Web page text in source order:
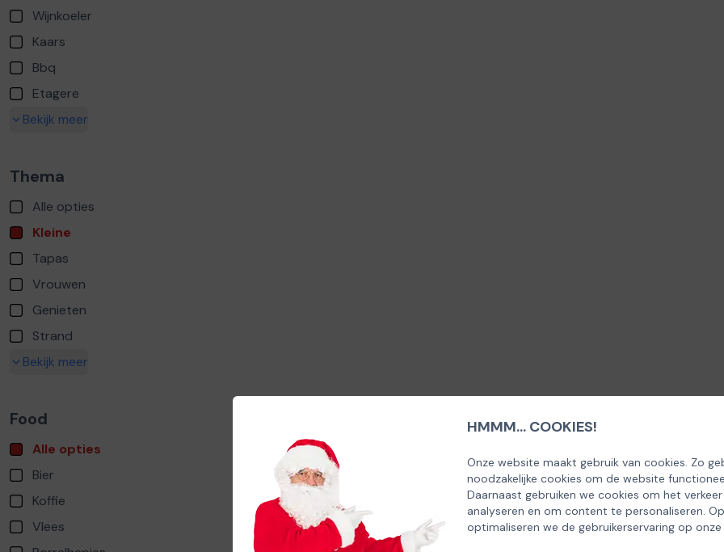
HMMM... COOKIES!
Onze website maakt gebruik van cookies. Zo
noodzakelijke cookies om de website
Daarnaast gebruiken we cookies om het
analyseren en om content te personaliseren.
optimaliseren we de gebruikerservaring op onze
Wijnkoeler
Kaars
Bbq
Etagere
Bekijk meer
Thema
Alle opties
Kleine
Tapas
Vrouwen
Genieten
Strand
Bekijk meer
Food
Alle opties
Bier
Koffie
Vlees
EN ONTVANG 5% KORTING OP DE
HUISCOLLECTIE KERSTPAKKETTEN
Email